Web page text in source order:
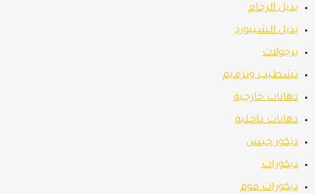
بديل الرخام
بديل الشيبورد
برجولات
تشطيب وترميم
دهانات خارجية
دهانات داخلية
ديكور جبس
ديكورات
ديكورات فوم